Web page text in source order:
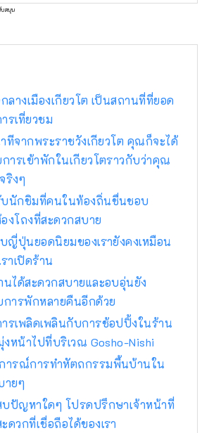
ใกล้เคียง คุณจึงสามารถเพลิดเพลินกับ
กับเราเกี่ยวกับการเที่ยวชม ร้านอาหาร
การณ์งานฝีมือแบบดั้งเดิม ฯลฯ ได้ตาม
นช่วงฤดูดอกซากุระบานและใบไม้เปลี่ยน
พิเศษสำหรับการชมแบบส่วนตัว ห้องพัก
ฉลี่ยอยู่ที่ 42 ตร.ม. ซึ่งมีพื้นที่กว้างขวาง
ณจะมีกระเป๋าเดินทางขนาดใหญ่ก็ตาม
มีโซฟานั่งสบายสำหรับการพักผ่อนอีกด้วย
หารมากมายในโรงแรม เช่น อาหาร
ก เทปันยากิ เกียวโตไคเซกิ อาหารจีน
นจ์บาร์ ซึ่งเมนูเทปันยากิสไตล์เคาน์เตอร์
อวากิวย่างตรงหน้าคุณเป็นที่นิยม นี่คือ
มที่คุณสามารถจัดการทุกอย่างเกี่ยวกับ
ได้ รวมถึงอาหารกูร์เมต์และ
การณ์แบบเกียวโตด้วย
บสนุน
ลางเมืองเกียวโต เป็นสถานที่ที่ยอด
รเที่ยวชม
ทีจากพระราชวังเกียวโต คุณก็จะได้
ารเข้าพักในเกียวโตราวกับว่าคุณ
ริงๆ
บนักชิมที่คนในท้องถิ่นชื่นชอบ
งโถงที่สะดวกสบาย
ญี่ปุ่นยอดนิยมของเรายังคงเหมือน
าเปิดร้าน
ได้สะดวกสบายและอบอุ่นยัง
การพักหลายคืนอีกด้วย
รเพลิดเพลินกับการช้อปปิ้งในร้าน
งหน้าไปที่บริเวณ Gosho-Nishi
ารณ์การทำหัตถกรรมพื้นบ้านใน
ายๆ
ปัญหาใดๆ โปรดปรึกษาเจ้าหน้าที่
ดวกที่เชื่อถือได้ของเรา